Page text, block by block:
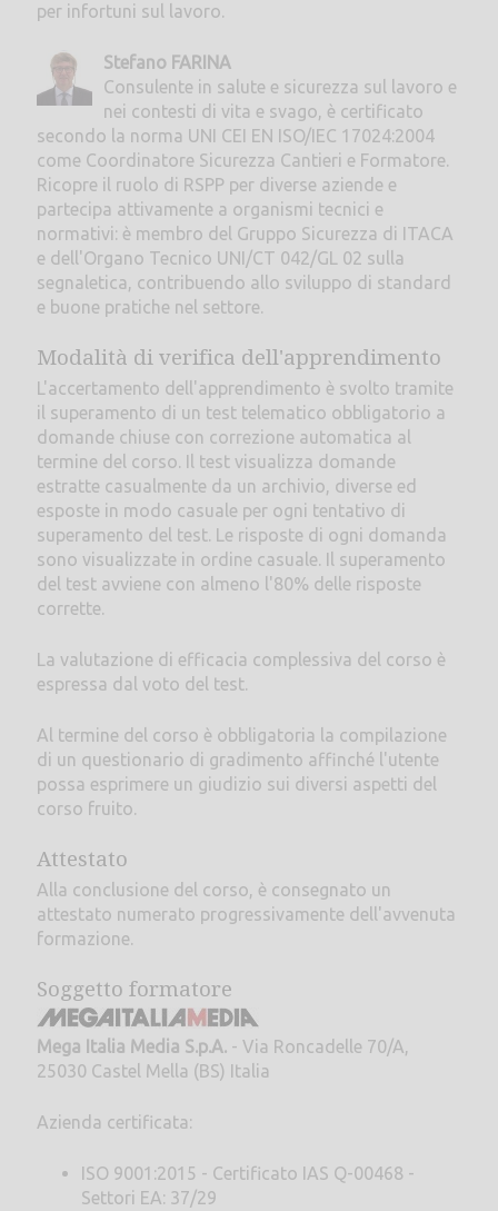
per infortuni sul lavoro.
Stefano FARINA
Consulente in salute e sicurezza sul lavoro e
nei contesti di vita e svago, è certificato
secondo la norma UNI CEI EN ISO/IEC 17024:2004
come Coordinatore Sicurezza Cantieri e Formatore.
Ricopre il ruolo di RSPP per diverse aziende e
partecipa attivamente a organismi tecnici e
normativi: è membro del Gruppo Sicurezza di ITACA
e dell'Organo Tecnico UNI/CT 042/GL 02 sulla
segnaletica, contribuendo allo sviluppo di standard
e buone pratiche nel settore.
Modalità di verifica dell'apprendimento
L'accertamento dell'apprendimento è svolto tramite
il superamento di un test telematico obbligatorio a
domande chiuse con correzione automatica al
termine del corso. Il test visualizza domande
estratte casualmente da un archivio, diverse ed
esposte in modo casuale per ogni tentativo di
superamento del test. Le risposte di ogni domanda
sono visualizzate in ordine casuale. Il superamento
del test avviene con almeno l'80% delle risposte
corrette.
La valutazione di efficacia complessiva del corso è
espressa dal voto del test.
Al termine del corso è obbligatoria la compilazione
di un questionario di gradimento affinché l'utente
possa esprimere un giudizio sui diversi aspetti del
corso fruito.
Attestato
Alla conclusione del corso, è consegnato un
attestato numerato progressivamente dell'avvenuta
formazione.
Soggetto formatore
Mega Italia Media S.p.A.- Via Roncadelle 70/A,
25030 Castel Mella (BS) Italia
Azienda certificata:
ISO 9001:2015 - Certificato IAS Q-00468 -
Settori EA: 37/29